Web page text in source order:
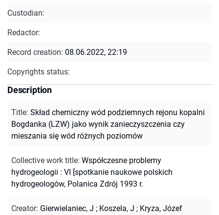
Custodian:
Redactor:
Record creation: 08.06.2022, 22:19
Copyrights status:
Description
Title: Skład chemiczny wód podziemnych rejonu kopalni
Bogdanka (LZW) jako wynik zanieczyszczenia czy
mieszania się wód różnych poziomów
Collective work title: Współczesne problemy
hydrogeologii : VI [spotkanie naukowe polskich
hydrogeologów, Polanica Zdrój 1993 r.
Creator: Gierwielaniec, J ; Koszela, J ; Kryza, Józef